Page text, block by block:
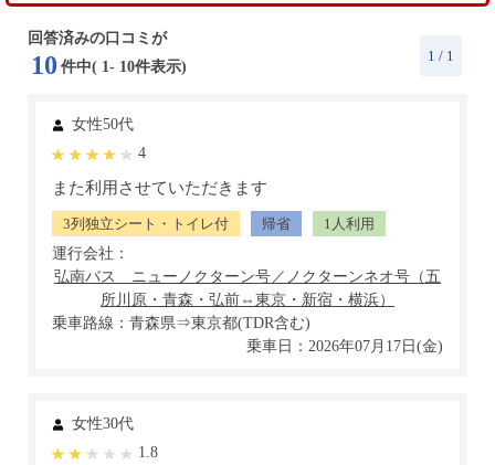
回答済みの口コミが
10 件中( 1- 10件表示)
1 / 1
女性50代
4
また利用させていただきます
3列独立シート・トイレ付 帰省
1人利用
運行会社：
乗車路線：青森県⇒東京都(TDR含む)
乗車日：2026年07月17日(金)
女性30代
1.8